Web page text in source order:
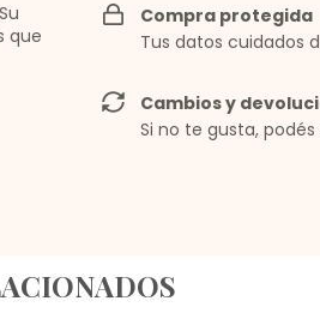
que
Compra protegida
Tus datos cuidados
Cambios y
Si no te gusta,